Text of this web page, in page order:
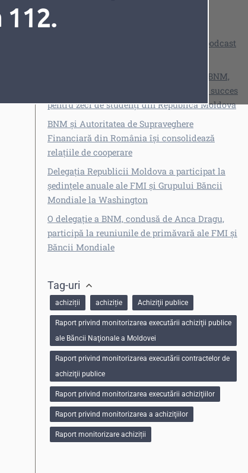
Fonturi Cursor
112.Vezi și
Despre credite și asigurări într-un nou podcast
„Școala finanțelor moderne”, lansată de BNM,
BNR și ASE București, s-a desfășurat cu succes
pentru zeci de studenți din Republica Moldova
BNM și Autoritatea de Supraveghere
Financiară din România își consolidează
relațiile de cooperare
Delegația Republicii Moldova a participat la
ședințele anuale ale FMI și Grupului Băncii
Mondiale la Washington
O delegație a BNM, condusă de Anca Dragu,
participă la reuniunile de primăvară ale FMI și
Băncii Mondiale
Tag-uri
achiziții achiziție Achiziţii publice
Raport privind monitorizarea executării achiziţii publice
ale Băncii Naţionale a Moldovei
Raport privind monitorizarea executării contractelor de
achiziţii publice
Raport privind monitorizarea executării achiziţiilor
Raport privind monitorizarea a achiziţiilor
Raport monitorizare achiziții